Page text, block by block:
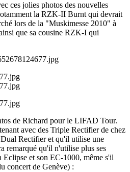
ces jolies photos des nouvelles
la RZK-II Burnt qui devrait
lors de la "Muskimesse 2010" à
que sa cousine RZK-I qui
de Richard pour le LIFAD Tour.
avec des Triple Rectifier de chez
Rectifier et qu'il utilise une
remarqué qu'il n'utilise plus ses
et son EC-1000, même s'il
concert de Genève) :